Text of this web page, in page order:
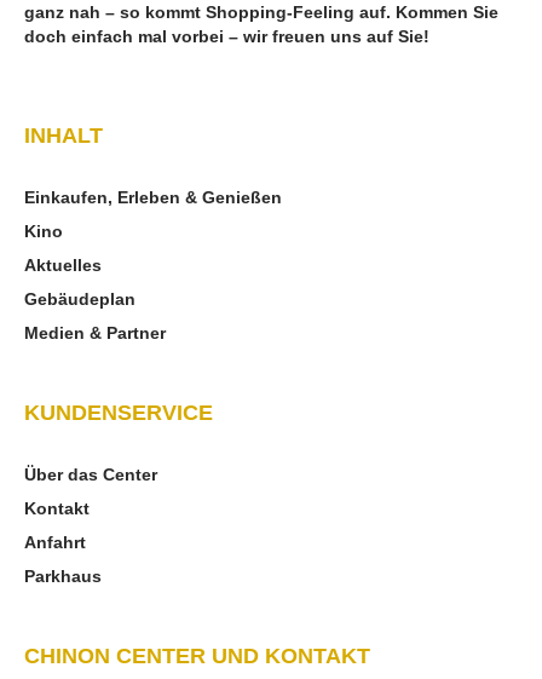
ganz nah – so kommt Shopping-Feeling auf. Kommen Sie
doch einfach mal vorbei – wir freuen uns auf Sie!
INHALT
Einkaufen, Erleben & Genießen
Kino
Aktuelles
Gebäudeplan
Medien & Partner
KUNDENSERVICE
Über das Center
Kontakt
Anfahrt
Parkhaus
CHINON CENTER UND KONTAKT